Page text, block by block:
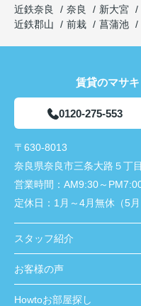
近鉄奈良
奈良 新大宮
近鉄郡山
前栽 菖蒲池
賃貸のマサキ
0120-275-553
〒630-8013
奈良県奈良市三条大路５丁
営業時間： AM9:30～
定休日： 1月～4月無休（5
スタッフ紹介
お客様の声
Howtoお部屋探し